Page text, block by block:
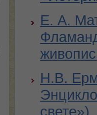
Е. А.
Н.В.
свете»)